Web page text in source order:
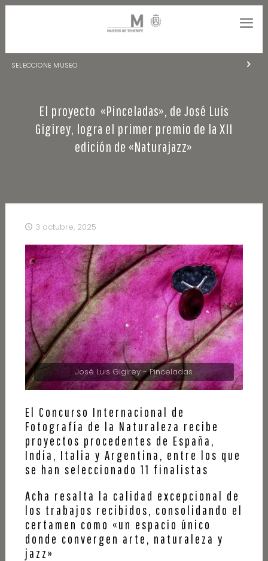
SELECCIONE MUSEO
NATURALEZA Y ARQUEOLOGÍA
LA CIENCIA Y EL COSMOS
El proyecto «Pinceladas», de José Luis
Gigirey, logra el primer premio de la XII
edición de «Naturajazz»
3 octubre, 2025
José Luis Gigirey - Pinceladas
El Concurso Internacional de
Fotografía de la Naturaleza recibe
proyectos procedentes de España,
India, Italia y Argentina, entre los que
se han seleccionado 11 finalistas
Acha resalta la calidad excepcional de
los trabajos recibidos, consolidando el
certamen como «un espacio único
donde convergen arte, naturaleza y
jazz»